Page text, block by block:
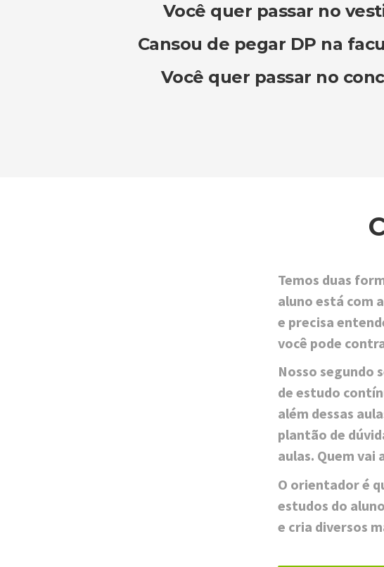
Você quer passar no
Cansou de pegar DP na
Você quer passar no
Temos duas
aluno está com
e precisa
você pode
Nosso segundo
de estudo
além dessas
plantão de
aulas. Quem
O orientador é
estudos do
e cria diversos